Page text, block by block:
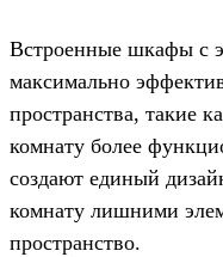
Встроенные шкафы с
максимально
пространства, такие
комнату более
создают единый
комнату лишними
пространство.